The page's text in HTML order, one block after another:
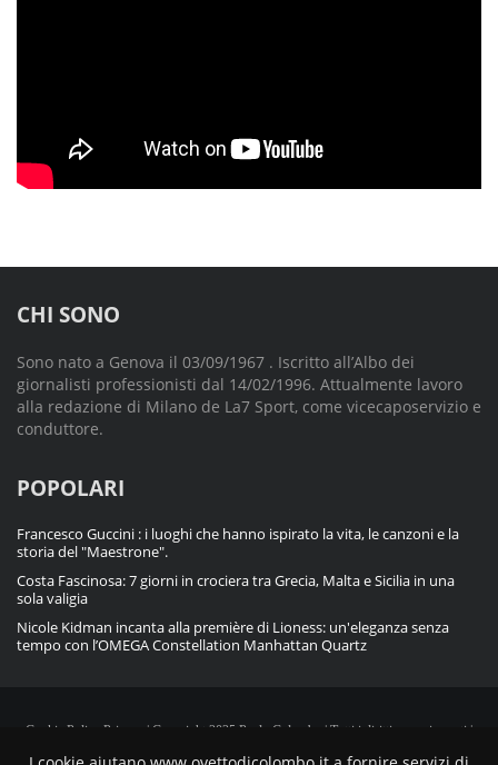
CHI SONO
Sono nato a Genova il 03/09/1967 . Iscritto all’Albo dei
giornalisti professionisti dal 14/02/1996. Attualmente lavoro
alla redazione di Milano de La7 Sport, come vicecaposervizio e
conduttore.
POPOLARI
Francesco Guccini : i luoghi che hanno ispirato la vita, le canzoni e la
storia del "Maestrone".
Costa Fascinosa: 7 giorni in crociera tra Grecia, Malta e Sicilia in una
sola valigia
Nicole Kidman incanta alla première di Lioness: un'eleganza senza
tempo con l’OMEGA Constellation Manhattan Quartz
Cookie Policy Privacy
| Copyright 2025 Paolo Colombo | Tutti i diritti sono riservati |